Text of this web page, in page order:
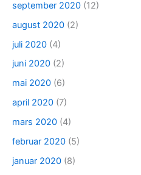
september 2020 (12)
august 2020 (2)
juli 2020 (4)
juni 2020 (2)
mai 2020 (6)
april 2020 (7)
mars 2020 (4)
februar 2020 (5)
januar 2020 (8)